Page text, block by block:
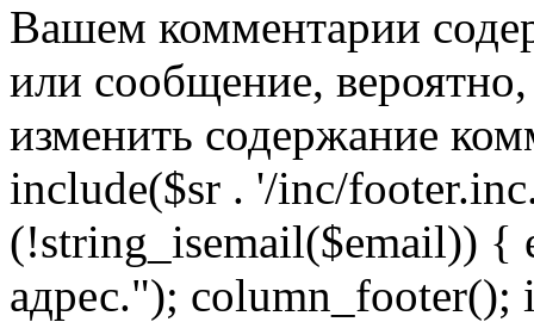
Вашем комментарии
или сообщение,
изменить содержание
include($sr . '/inc/
(!string_isemail($email)) {
адрес."); column_footer();